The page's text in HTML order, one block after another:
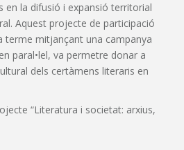
en la difusió i expansió territorial
Aquest projecte de participació
terme mitjançant una campanya
paral•lel, va permetre donar a
dels certàmens literaris en
“Literatura i societat: arxius,